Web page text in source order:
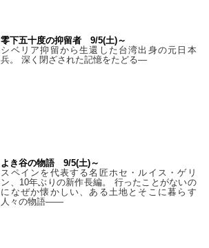
零下五十度の抑留者 9/5(土)～
シベリア抑留から生還した台湾出身の元日本
兵。 深く閉ざされた記憶をたどる—
よき谷の物語 9/5(土)～
スペインを代表する名匠ホセ・ルイス・ゲリ
ン、10年ぶりの新作長編。 行ったことがないの
になぜか懐かしい、ある土地とそこに暮らす
人々の物語――